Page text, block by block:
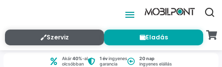
Szerviz Eladás
Akár40%-al
olcsóbban
1 évingyenes
garancia
20 nap
ingyenes elállás